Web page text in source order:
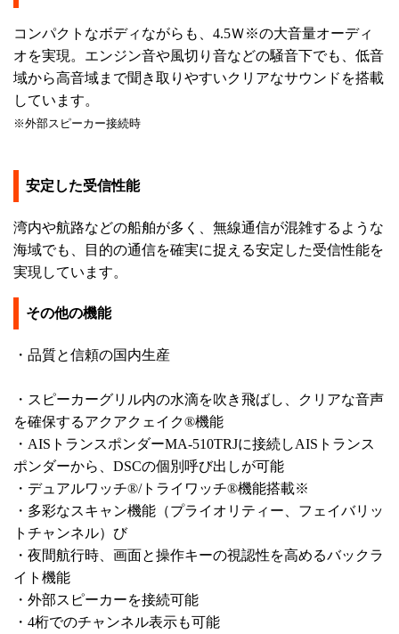
コンパクトなボディながらも、4.5Ｗ※の大音量オーディ
オを実現。エンジン音や風切り音などの騒音下でも、低音
域から高音域まで聞き取りやすいクリアなサウンドを搭載
しています。
※外部スピーカー接続時
安定した受信性能
湾内や航路などの船舶が多く、無線通信が混雑するような
海域でも、目的の通信を確実に捉える安定した受信性能を
実現しています。
その他の機能
・品質と信頼の国内生産
・スピーカーグリル内の水滴を吹き飛ばし、クリアな音声
を確保するアクアクェイク®機能
・AISトランスポンダーMA-510TRJに接続しAISトランス
ポンダーから、DSCの個別呼び出しが可能
・デュアルワッチ®/トライワッチ®機能搭載※
・多彩なスキャン機能（プライオリティー、フェイバリッ
トチャンネル）び
・夜間航行時、画面と操作キーの視認性を高めるバックラ
イト機能
・外部スピーカーを接続可能
・4桁でのチャンネル表示も可能